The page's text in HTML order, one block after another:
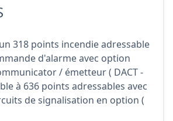
318 points incendie adressable
d'alarme avec option
/ émetteur ( DACT -
à 636 points adressables avec
de signalisation en option (